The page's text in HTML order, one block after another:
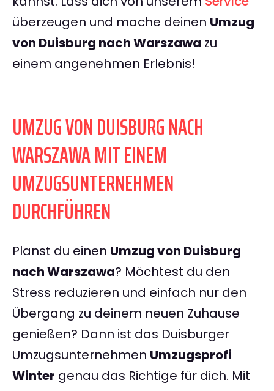
überzeugen und mache deinen Umzug
von Duisburg nach Warszawa zu
einem angenehmen Erlebnis!
UMZUG VON DUISBURG NACH
WARSZAWA MIT EINEM
UMZUGSUNTERNEHMEN
DURCHFÜHREN
Planst du einen Umzug von Duisburg
nach Warszawa? Möchtest du den
Stress reduzieren und einfach nur den
Übergang zu deinem neuen Zuhause
genießen? Dann ist das Duisburger
Umzugsunternehmen Umzugsprofi
Winter genau das Richtige für dich. Mit